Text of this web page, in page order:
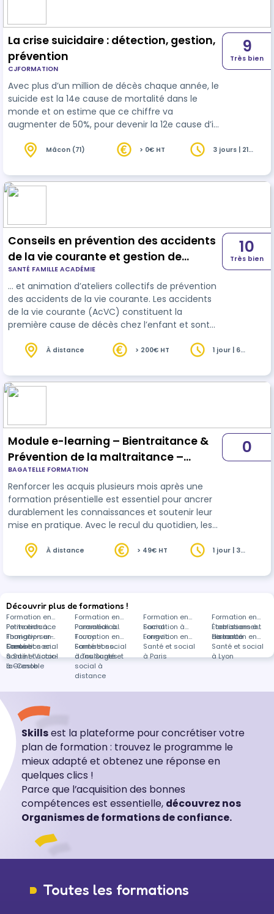
La crise suicidaire : détection, gestion,
prévention
CJFORMATION
Avec plus d’un million de décès chaque année, le
suicide est la 14e cause de mortalité dans le
monde et on estime que ce chiffre va
augmenter de 50%, pour devenir la 12e cause d’ici
précipitants permet de repérer la crise suicidaire
formé au risque suicidaire, c’est être reconnu
comme « sentinelle » au sein de l’établissement.
9
Très bien
Mâcon (71) > 0€ HT
3 jours | 21
Conseils en prévention des accidents
de la vie courante et gestion de
l'urgence
SANTÉ FAMILLE ACADÉMIE
… et animation d’ateliers collectifs de prévention
des accidents de la vie courante. Les accidents
de la vie courante (AcVC) constituent la
première cause de décès chez l’enfant et sont
professionnels de
chaque année. De
solutions de prévention existent. La nécessité
d’actions en matière de prévention des
…
10
Très bien
À distance > 200€ HT
1 jour | 6
Module e-learning – Bientraitance &
Prévention de la maltraitance –
Ancrage à des connaissances
BAGATELLE FORMATION
Renforcer les acquis plusieurs mois après une
formation présentielle est essentiel pour ancrer
durablement les connaissances et soutenir leur
mise en pratique. Avec le recul du quotidien, les
mesurer les évolutions de leurs pratiques et
permet ainsi de réactiver les apports théoriques,
renforcer la posture professionnelle, garantissant
une montée en com…
0
À distance > 49€ HT
1 jour | 3
Découvrir plus de formations !
Formation en
Petite enfance
Formation en
Paramédical
Formation en
Social
Formation en
Établissement
de santé
Formation à
Thorigny-sur-
Oreuse
Formation à
Toucy
Formation à
Longvic
Formations à
distance
Formation en
Santé et social
à Saint-Victor-
la-Coste
Formation en
Santé et social
à Toulouges
Formation en
Santé et social
à Paris
Formation en
Santé et social
à Lyon
Formation en
Santé et social
à Grenoble
Formations
dans Santé et
social à
distance
Skillsest la plateforme pour concrétiser votre
plan de formation : trouvez le programme le
mieux adapté et obtenez une réponse en
quelques clics !
Parce que l’acquisition des bonnes
compétences est essentielle, découvrez nos
Organismes de formations de confiance.
Toutes les formations